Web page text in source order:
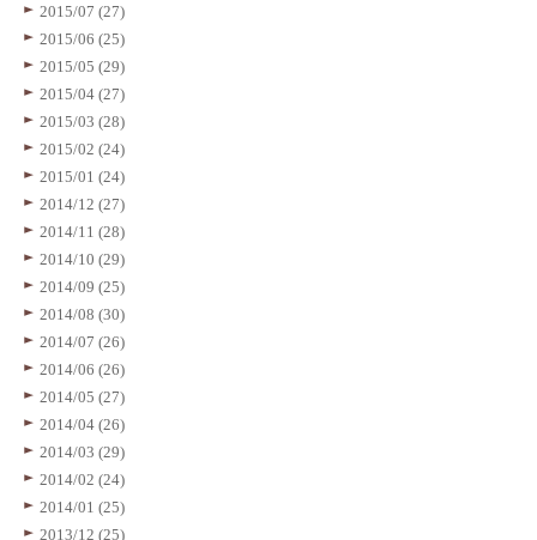
2015/07 (27)
2015/06 (25)
2015/05 (29)
2015/04 (27)
2015/03 (28)
2015/02 (24)
2015/01 (24)
2014/12 (27)
2014/11 (28)
2014/10 (29)
2014/09 (25)
2014/08 (30)
2014/07 (26)
2014/06 (26)
2014/05 (27)
2014/04 (26)
2014/03 (29)
2014/02 (24)
2014/01 (25)
2013/12 (25)